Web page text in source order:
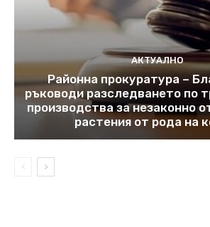
АКТУАЛНО
Районна прокуратура –
ръководи разследването по
производства за незаконно
растения от рода на